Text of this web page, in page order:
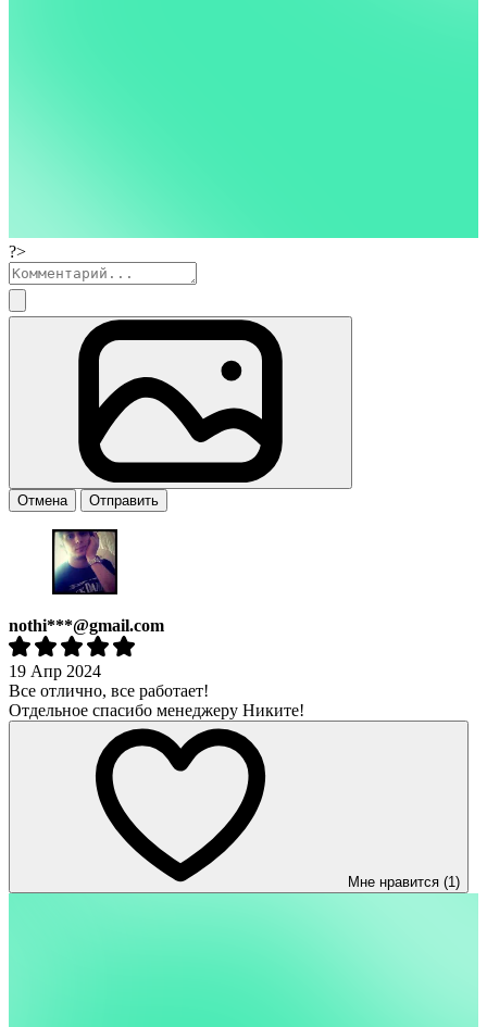
?>
Отмена Отправить
nothi***@gmail.com
19 Апр 2024
Все отлично, все работает!
Отдельное спасибо менеджеру Никите!
Мне нравится (1)